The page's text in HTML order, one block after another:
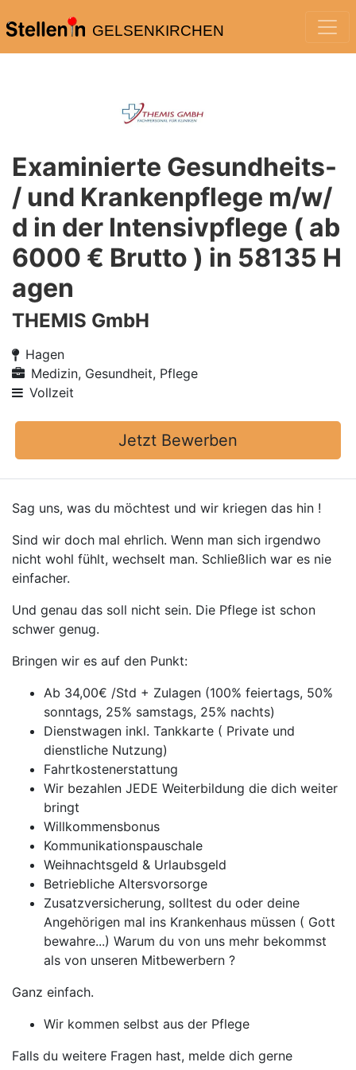
GELSENKIRCHEN
Examinierte Gesundheits-
/ und Krankenpflege m/w/
d in der Intensivpflege ( ab
6000 € Brutto ) in 58135 H
agen
THEMIS GmbH
Hagen
Medizin, Gesundheit, Pflege
Vollzeit
Jetzt Bewerben
Sag uns, was du möchtest und wir kriegen das hin !
Sind wir doch mal ehrlich. Wenn man sich irgendwo
nicht wohl fühlt, wechselt man. Schließlich war es nie
einfacher.
Und genau das soll nicht sein. Die Pflege ist schon
schwer genug.
Bringen wir es auf den Punkt:
Ab 34,00€ /Std + Zulagen (100% feiertags, 50%
sonntags, 25% samstags, 25% nachts)
Dienstwagen inkl. Tankkarte ( Private und
dienstliche Nutzung)
Fahrtkostenerstattung
Wir bezahlen JEDE Weiterbildung die dich weiter
bringt
Willkommensbonus
Kommunikationspauschale
Weihnachtsgeld & Urlaubsgeld
Betriebliche Altersvorsorge
Zusatzversicherung, solltest du oder deine
Angehörigen mal ins Krankenhaus müssen ( Gott
bewahre...) Warum du von uns mehr bekommst
als von unseren Mitbewerbern ?
Ganz einfach.
Wir kommen selbst aus der Pflege
Falls du weitere Fragen hast, melde dich gerne